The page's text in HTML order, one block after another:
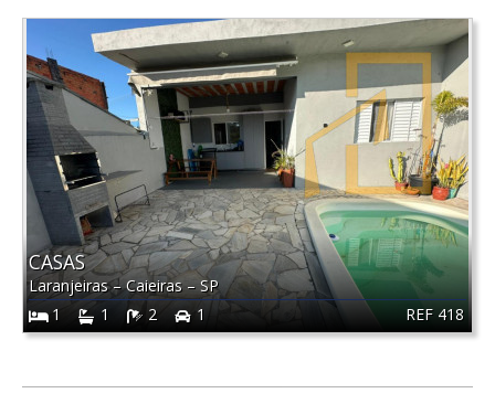
REF 418
CASAS
Laranjeiras–Caieiras– SP
1
1 2 1